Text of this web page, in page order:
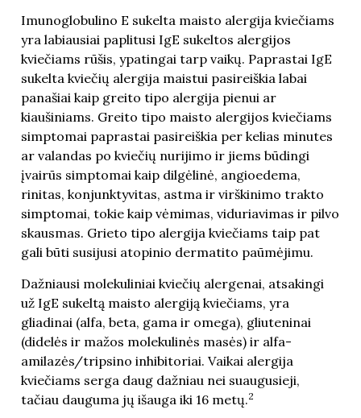
Imunoglobulino E sukelta maisto alergija kviečiams
yra labiausiai paplitusi IgE sukeltos alergijos
kviečiams rūšis, ypatingai tarp vaikų. Paprastai IgE
sukelta kviečių alergija maistui pasireiškia labai
panašiai kaip greito tipo alergija pienui ar
kiaušiniams. Greito tipo maisto alergijos kviečiams
simptomai paprastai pasireiškia per kelias minutes
ar valandas po kviečių nurijimo ir jiems būdingi
įvairūs simptomai kaip dilgėlinė, angioedema,
rinitas, konjunktyvitas, astma ir virškinimo trakto
simptomai, tokie kaip vėmimas, viduriavimas ir pilvo
skausmas. Grieto tipo alergija kviečiams taip pat
gali būti susijusi atopinio dermatito paūmėjimu.
Dažniausi molekuliniai kviečių alergenai, atsakingi
už IgE sukeltą maisto alergiją kviečiams, yra
gliadinai (alfa, beta, gama ir omega), gliuteninai
(didelės ir mažos molekulinės masės) ir alfa-
amilazės/tripsino inhibitoriai. Vaikai alergija
kviečiams serga daug dažniau nei suaugusieji,
tačiau dauguma jų išauga iki 16 metų.2